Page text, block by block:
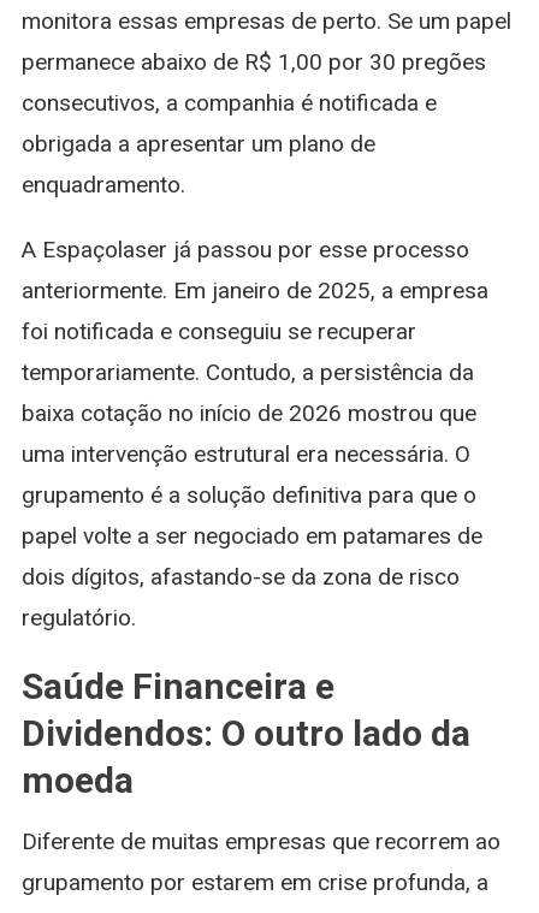
monitora essas empresas de perto. Se um papel
permanece abaixo de R$ 1,00 por 30 pregões
consecutivos, a companhia é notificada e
obrigada a apresentar um plano de
enquadramento.
A Espaçolaser já passou por esse processo
anteriormente. Em janeiro de 2025, a empresa
foi notificada e conseguiu se recuperar
temporariamente. Contudo, a persistência da
baixa cotação no início de 2026 mostrou que
uma intervenção estrutural era necessária. O
grupamento é a solução definitiva para que o
papel volte a ser negociado em patamares de
dois dígitos, afastando-se da zona de risco
regulatório.
Saúde Financeira e
Dividendos: O outro lado da
moeda
Diferente de muitas empresas que recorrem ao
grupamento por estarem em crise profunda, a